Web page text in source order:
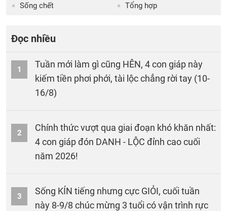
Sống chết Tổng hợp
Đọc nhiều
1
Tuần mới làm gì cũng HÊN, 4 con giáp này
kiếm tiền phơi phới, tài lộc chẳng rời tay (10-
16/8)
2
Chính thức vượt qua giai đoạn khó khăn nhất:
4 con giáp đón DANH - LỘC đỉnh cao cuối
năm 2026!
3
Sống KÍN tiếng nhưng cực GIỎI, cuối tuần
này 8-9/8 chúc mừng 3 tuổi có vận trình rực